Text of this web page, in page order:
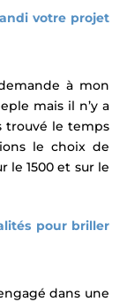
votre projet
à mon
mais il n’y a
trouvé le temps
le choix de
le 1500 et sur le
pour briller
dans une